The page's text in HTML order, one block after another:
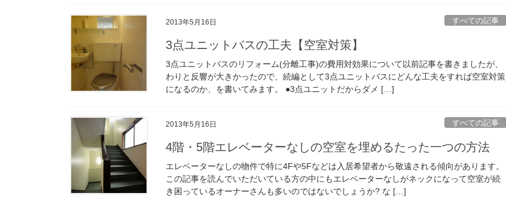
2013年5月16日 すべての記事
3点ユニットバスの工夫【空室対策】
3点ユニットバスのリフォーム(分離工事)の費用対効果について以前記事を書きましたが、
わりと反響が大きかったので、続編として3点ユニットバスにどんな工夫をすれば空室対策
になるのか、を書いてみます。 ●3点ユニットだからダメ […]
2013年5月16日 すべての記事
4階・5階エレベーターなしの空室を埋めるたった一つの方法
エレベーターなしの物件で特に4Fや5Fなどは入居希望者から敬遠される傾向があります。
この記事を読んでいただいている方の中にもエレベーターなしがネックになって空室が続
き困っているオーナーさんも多いのではないでしょうか? な […]